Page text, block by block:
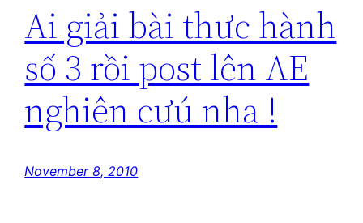
Ai giải bài thưc hành
số 3 rồi post lên AE
nghiên cưú nha !
November 8, 2010